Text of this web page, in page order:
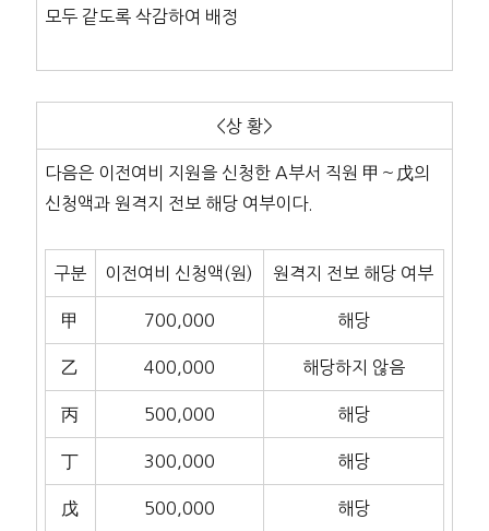
모두 같도록 삭감하여 배정
<상 황>
다음은 이전여비 지원을 신청한 A부서 직원 甲～戊의
신청액과 원격지 전보 해당 여부이다.
구분 이전여비 신청액(원) 원격지 전보 해당 여부
甲 700,000 해당
乙 400,000 해당하지 않음
丙 500,000 해당
丁 300,000 해당
戊 500,000 해당